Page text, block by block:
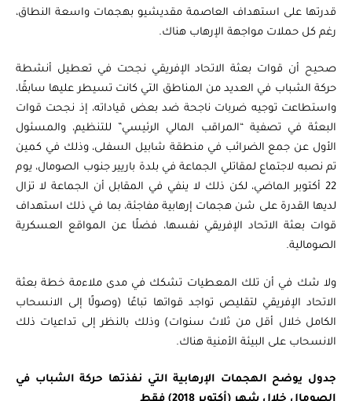
قدرتها على استهداف العاصمة مقديشيو بهجمات واسعة النطاق،
رغم كل حملات مواجهة الإرهاب هناك.
صحيح أن قوات بعثة الاتحاد الإفريقي نجحت في تعطيل أنشطة
حركة الشباب في العديد من المناطق التي كانت تسيطر عليها سابقًا،
واستطاعت توجيه ضربات ناجحة ضد بعض قياداته، إذ نجحت قوات
البعثة في تصفية “المراقب المالي الرئيسي” للتنظيم، والمسئول
الأول عن جمع الضرائب في منطقة شابيل السفلى، وذلك في كمين
تم نصبه لاجتماع لمقاتلي الجماعة في بلدة باريير جنوب الصومال، يوم
22 أكتوبر الماضي، لكن ذلك لا ينفي في المقابل أن الجماعة لا تزال
لديها القدرة على شن هجمات إرهابية مفاجئة، بما في ذلك استهداف
قوات بعثة الاتحاد الإفريقي نفسها، فضلًا عن المواقع العسكرية
الصومالية.
ولا شك في أن تلك المعطيات تشكك في مدى ملاءمة خطة بعثة
الاتحاد الإفريقي لتقليص تواجد قواتها تباعًا (وصولًا إلى الانسحاب
الكامل خلال أقل من ثلاث سنوات) وذلك بالنظر إلى تداعيات ذلك
الانسحاب على البيئة الأمنية هناك.
جدول يوضح الهجمات الإرهابية التي نفذتها حركة الشباب في